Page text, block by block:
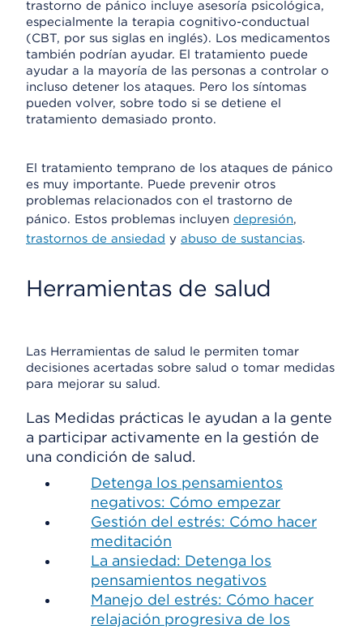
trastorno de pánico incluye asesoría psicológica,
especialmente la terapia cognitivo-conductual
(CBT, por sus siglas en inglés). Los medicamentos
también podrían ayudar. El tratamiento puede
ayudar a la mayoría de las personas a controlar o
incluso detener los ataques. Pero los síntomas
pueden volver, sobre todo si se detiene el
tratamiento demasiado pronto.
El tratamiento temprano de los ataques de pánico
es muy importante. Puede prevenir otros
problemas relacionados con el trastorno de
pánico. Estos problemas incluyen depresión,
trastornos de ansiedad y abuso de sustancias.
Herramientas de salud
Las Herramientas de salud le permiten tomar
decisiones acertadas sobre salud o tomar medidas
para mejorar su salud.
Las Medidas prácticas le ayudan a la gente
a participar activamente en la gestión de
una condición de salud.
Detenga los pensamientos
negativos: Cómo empezar
Gestión del estrés: Cómo hacer
meditación
La ansiedad: Detenga los
pensamientos negativos
Manejo del estrés: Cómo hacer
relajación progresiva de los